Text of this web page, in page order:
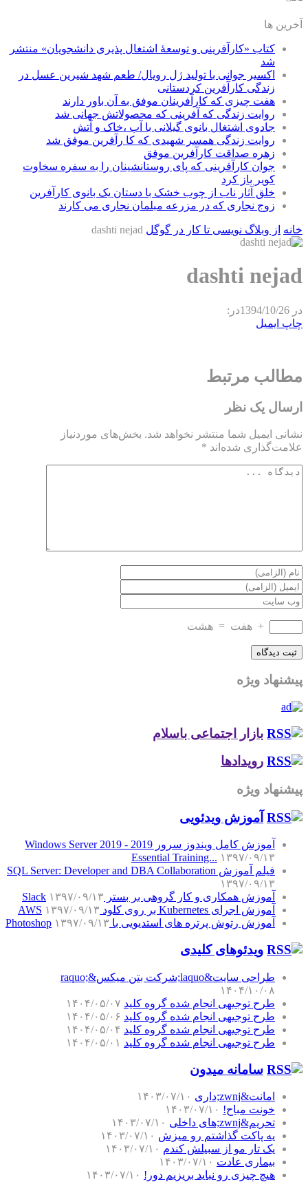
آخرین ها
کتاب «کارآفرینی و توسعۀ اشتغال پذیری دانشجویان» منتشر
شد
اکسیر جوانی با تولید ژل رویال/ طعم شهد شیرین عسل‌ در
زندگی کارآفرین کردستانی
هفت چیزی که کارآفرینان موفق به آن باور دارند
روایت زندگی که آفرینی که محصولاتش جهانی شد
جادوی اشتغال بانوی گیلانی با آب ،خاک و آتش
روایت زندگی همسر شهیدی که کا رآفرین موفق شد
زهره صداقت کارآفرین موفق
جوان کارآفرینی که پای روستانشینان را به سفره سخاوت
کویر باز کرد
خلق آثار ناب از چوب خشک با دستان یک بانوی کارآفرین
زوج نجاری که در مزرعه مبلمان نجاری می کارند
خانه از وبلاگ نویسی تا کار در گوگل dashti nejad
dashti nejad
در 1394/10/26در:
چاپ ایمیل
مطالب مرتبط
ارسال یک نظر
نشانی ایمیل شما منتشر نخواهد شد. بخش‌های موردنیاز
علامت‌گذاری شده‌اند *
+ هفت = هشت
پیشنهاد ویژه
بازار اجتماعی باسلام
رویدادها
پیشنهاد ویژه
آموزش‌ ویدئویی
آموزش کامل ویندوز سرور 2019 - Windows Server 2019
Essential Training... ۱۳۹۷/۰۹/۱۳
فیلم آموزش SQL Server: Developer and DBA Collaboration
۱۳۹۷/۰۹/۱۳
آموزش همکاری و کار گروهی بر بستر Slack ۱۳۹۷/۰۹/۱۳
آموزش اجرای Kubernetes بر روی کلود AWS
۱۳۹۷/۰۹/۱۳
آموزش رتوش پرتره های استدیویی با Photoshop ۱۳۹۷/۰۹/۱۳
ویدئوهای کلیدی
طراحی سایت&laquo;شرکت بتن میکس&raquo;
۱۴۰۴/۱۰/۰۸
طرح توجیهی انجام شده گروه کلید ۱۴۰۴/۰۵/۰۷
طرح توجیهی انجام شده گروه کلید ۱۴۰۴/۰۵/۰۶
طرح توجیهی انجام شده گروه کلید ۱۴۰۴/۰۵/۰۴
طرح توجیهی انجام شده گروه کلید ۱۴۰۴/۰۵/۰۱
سامانه میدون
امانت&zwnj;داری
۱۴۰۳/۰۷/۱۰
خونت مباح! ۱۴۰۳/۰۷/۱۰
تحریم&zwnj;های داخلی
۱۴۰۳/۰۷/۱۰
یه پاکت گذاشتم رو میزش ۱۴۰۳/۰۷/۱۰
یک تار مو از سبیلش کندم ۱۴۰۳/۰۷/۱۰
بیماری عادت ۱۴۰۳/۰۷/۱۰
هیچ چیزی رو نباید بریزیم دور! ۱۴۰۳/۰۷/۱۰